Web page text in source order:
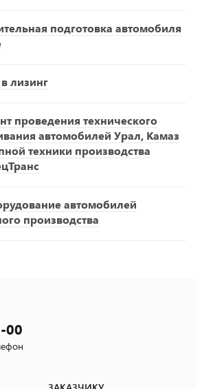
подготовка автомобиля
лизинг
проведения технического
автомобилей Урал, Камаз
техники производства
автомобилей
производства
00